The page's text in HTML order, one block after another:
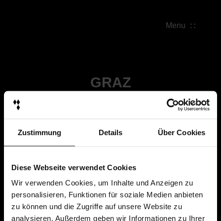
Zustimmung Details Über Cookies
Diese Webseite verwendet Cookies
Wir verwenden Cookies, um Inhalte und Anzeigen zu
personalisieren, Funktionen für soziale Medien anbieten
zu können und die Zugriffe auf unsere Website zu
analysieren. Außerdem geben wir Informationen zu Ihrer
Menu
GRAZ